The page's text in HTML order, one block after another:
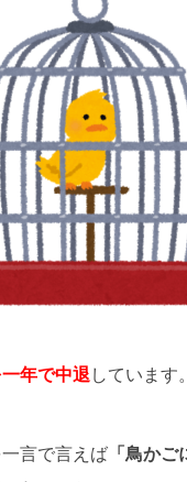
年で中退 しています。
言で言えば 「鳥か